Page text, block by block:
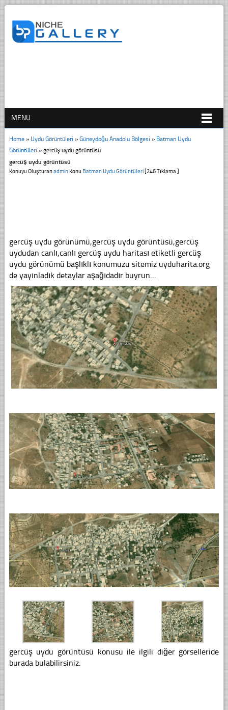
MENU
Home» Uydu Görüntüleri » Güneydoğu Anadolu Bölgesi » Batman Uydu
Görüntüleri » gercüş uydu görüntüsü
gercüş uydu görüntüsü
Konuyu OluşturanadminKonu Batman Uydu Görüntüleri[246 Tıklama ]
gercüş uydu görünümü,gercüş uydu görüntüsü,gercüş
uydudan canlı,canlı gercüş uydu haritası etiketli gercüş
uydu görünümü başlıklı konumuzu sitemiz uyduharita.org
de yayınladık detaylar aşağıdadır buyrun…
gercüş uydu görüntüsü konusu ile ilgili diğer görselleride
burada bulabilirsiniz.